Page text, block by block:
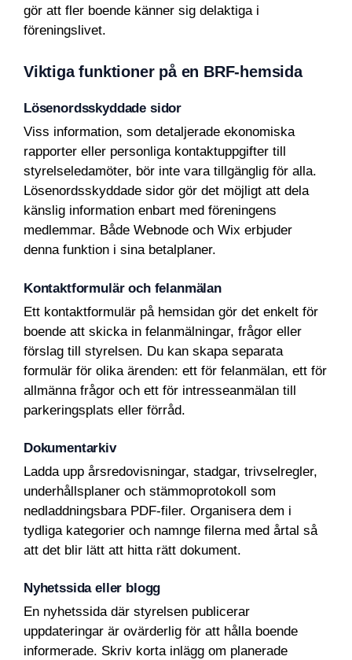
gör att fler boende känner sig delaktiga i
föreningslivet.
Viktiga funktioner på en BRF-hemsida
Lösenordsskyddade sidor
Viss information, som detaljerade ekonomiska
rapporter eller personliga kontaktuppgifter till
styrelseledamöter, bör inte vara tillgänglig för alla.
Lösenordsskyddade sidor gör det möjligt att dela
känslig information enbart med föreningens
medlemmar. Både Webnode och Wix erbjuder
denna funktion i sina betalplaner.
Kontaktformulär och felanmälan
Ett kontaktformulär på hemsidan gör det enkelt för
boende att skicka in felanmälningar, frågor eller
förslag till styrelsen. Du kan skapa separata
formulär för olika ärenden: ett för felanmälan, ett för
allmänna frågor och ett för intresseanmälan till
parkeringsplats eller förråd.
Dokumentarkiv
Ladda upp årsredovisningar, stadgar, trivselregler,
underhållsplaner och stämmoprotokoll som
nedladdningsbara PDF-filer. Organisera dem i
tydliga kategorier och namnge filerna med årtal så
att det blir lätt att hitta rätt dokument.
Nyhetssida eller blogg
En nyhetssida där styrelsen publicerar
uppdateringar är ovärderlig för att hålla boende
informerade. Skriv korta inlägg om planerade